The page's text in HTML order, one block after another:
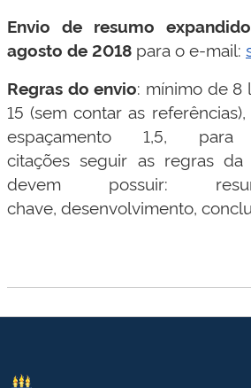
Envio de resumo expandido
agosto de 2018 para o e-mail:
Regras do envio: mínimo de 8
15 (sem contar as
espaçamento 1,5,
citações seguir as regras da
devem possuir:
chave, desenvolvimento,